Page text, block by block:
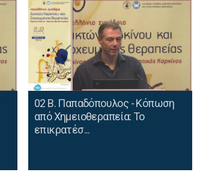
02 Β. Παπαδόπουλος - Κόπωση
από Χημειοθεραπεία: Το
επικρατέσ...